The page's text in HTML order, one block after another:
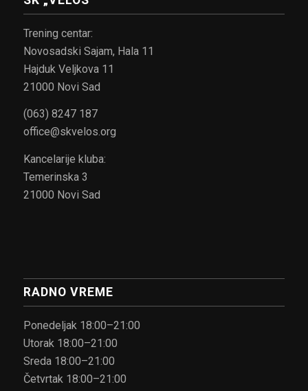
Trening centar:
Novosadski Sajam, Hala 11
Hajduk Veljkova 11
21000 Novi Sad
(063) 8247 187
office@skvelos.org
Kancelarije kluba:
Temerinska 3
21000 Novi Sad
RADNO VREME
Ponedeljak 18:00–21:00
Utorak 18:00–21:00
Sreda 18:00–21:00
Četvrtak 18:00–21:00